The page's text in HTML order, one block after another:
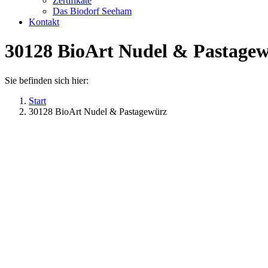
Das Biodorf Seeham
Kontakt
30128 BioArt Nudel &
Sie befinden sich hier:
Start
30128 BioArt Nudel & Pastagewürz